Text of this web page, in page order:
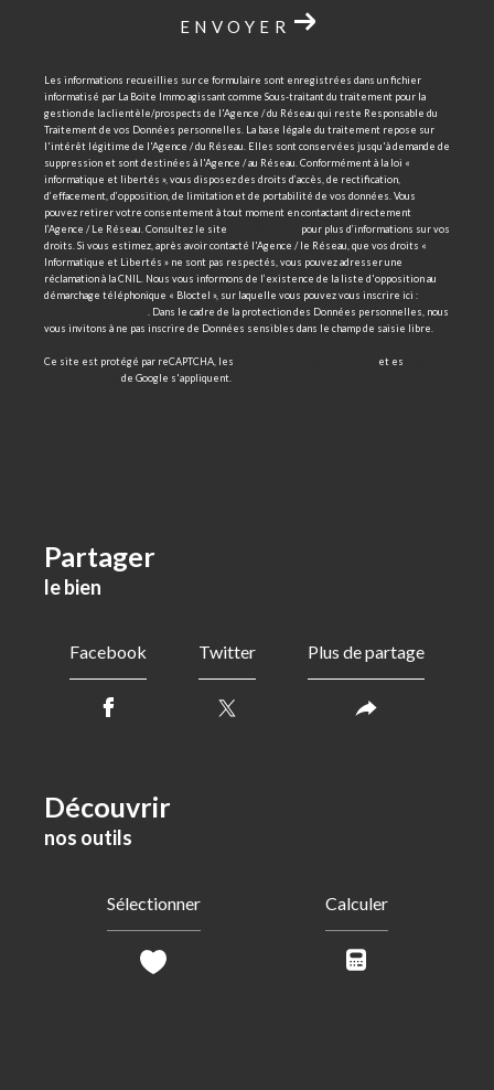
ENVOYER
Les informations recueillies sur ce formulaire sont enregistrées dans un fichier
informatisé par La Boite Immo agissant comme Sous-traitant du traitement pour la
gestion de la clientèle/prospects de l'Agence / du Réseau qui reste Responsable du
Traitement de vos Données personnelles. La base légale du traitement repose sur
l'intérêt légitime de l'Agence / du Réseau. Elles sont conservées jusqu'à demande de
suppression et sont destinées à l'Agence / au Réseau. Conformément à la loi «
informatique et libertés », vous disposez des droits d’accès, de rectification,
d’effacement, d’opposition, de limitation et de portabilité de vos données. Vous
pouvez retirer votre consentement à tout moment en contactant directement
l’Agence / Le Réseau. Consultez le site
pour plus d’informations sur vos
droits. Si vous estimez, après avoir contacté l'Agence / le Réseau, que vos droits «
Informatique et Libertés » ne sont pas respectés, vous pouvez adresser une
réclamation à la CNIL. Nous vous informons de l’existence de la liste d'opposition au
démarchage téléphonique « Bloctel », sur laquelle vous pouvez vous inscrire ici :
. Dans le cadre de la protection des Données personnelles, nous
vous invitons à ne pas inscrire de Données sensibles dans le champ de saisie libre.
Ce site est protégé par reCAPTCHA, les et es
de Google s'appliquent.
partager
le bien
Facebook Twitter Plus de partage
découvrir
nos outils
Sélectionner Calculer